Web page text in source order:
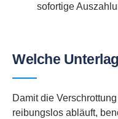
sofortige
Welche
Damit die
reibungslos abläuft,